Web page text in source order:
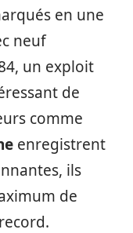
en une
neuf
un exploit
de
comme
enregistrent
ils
de